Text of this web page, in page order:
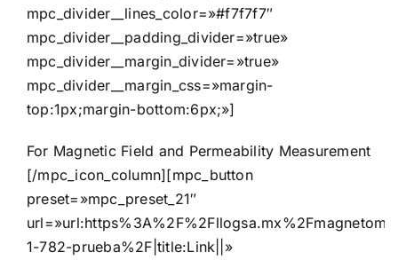
mpc_divider__lines_color=»#f7f7f7″
mpc_divider__padding_divider=»true»
mpc_divider__margin_divider=»true»
mpc_divider__margin_css=»margin-
top:1px;margin-bottom:6px;»]
For Magnetic Field and Permeability Measurement
[/mpc_icon_column][mpc_button
preset=»mpc_preset_21″
1-782-prueba%2F|title:Link||»